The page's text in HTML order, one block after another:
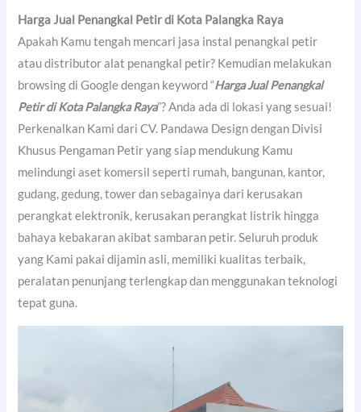
Harga Jual Penangkal Petir di Kota Palangka Raya
Apakah Kamu tengah mencari jasa instal penangkal petir
atau distributor alat penangkal petir? Kemudian melakukan
browsing di Google dengan keyword “Harga Jual Penangkal
Petir di Kota Palangka Raya”? Anda ada di lokasi yang sesuai!
Perkenalkan Kami dari CV. Pandawa Design dengan Divisi
Khusus Pengaman Petir yang siap mendukung Kamu
melindungi aset komersil seperti rumah, bangunan, kantor,
gudang, gedung, tower dan sebagainya dari kerusakan
perangkat elektronik, kerusakan perangkat listrik hingga
bahaya kebakaran akibat sambaran petir. Seluruh produk
yang Kami pakai dijamin asli, memiliki kualitas terbaik,
peralatan penunjang terlengkap dan menggunakan teknologi
tepat guna.